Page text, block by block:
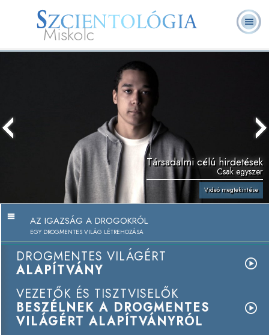
Miskolc
lelkészek
Társadalmi célú hirdetések
Csak egyszer
Videó megtekintése
AZ IGAZSÁG A DROGOKRÓL
EGY DROGMENTES VILÁG LÉTREHOZÁSA
DROGMENTES VILÁGÉRT
ALAPÍTVÁNY
VEZETŐK ÉS TISZTVISELŐK
BESZÉLNEK A DROGMENTES
VILÁGÉRT ALAPÍTVÁNYRÓL